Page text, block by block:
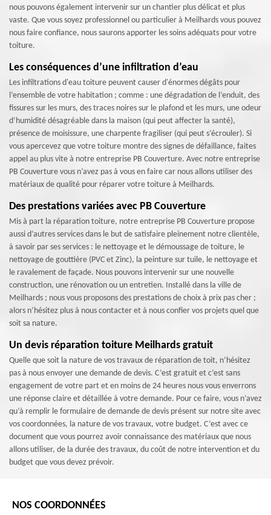
nous pouvons également intervenir sur un chantier plus délicat et plus
vaste. Que vous soyez professionnel ou particulier à Meilhards vous pouvez
nous faire confiance, nous saurons apporter les soins adéquats pour votre
toiture.
Les conséquences d’une infiltration d’eau
Les infiltrations d'eau toiture peuvent causer d'énormes dégâts pour
l’ensemble de votre habitation ; comme : une dégradation de l’enduit, des
fissures sur les murs, des traces noires sur le plafond et les murs, une odeur
d’humidité désagréable dans la maison (qui peut affecter la santé),
présence de moisissure, une charpente fragiliser (qui peut s’écrouler). Si
vous apercevez que votre toiture montre des signes de défaillance, faites
appel au plus vite à notre entreprise PB Couverture. Avec notre entreprise
PB Couverture vous n’avez pas à vous en faire car nous allons utiliser des
matériaux de qualité pour réparer votre toiture à Meilhards.
Des prestations variées avec PB Couverture
Mis à part la réparation toiture, notre entreprise PB Couverture propose
aussi d’autres services dans le but de satisfaire pleinement notre clientèle,
à savoir par ses services : le nettoyage et le démoussage de toiture, le
nettoyage de gouttière (PVC et Zinc), la peinture sur tuile, le nettoyage et
le ravalement de façade. Nous pouvons intervenir sur une nouvelle
construction, une rénovation ou un entretien. Installé dans la ville de
Meilhards ; nous vous proposons des prestations de choix à prix pas cher ;
alors n’hésitez plus à nous contacter et à nous confier vos projets quel que
soit sa nature.
Un devis réparation toiture Meilhards gratuit
Quelle que soit la nature de vos travaux de réparation de toit, n’hésitez
pas à nous envoyer une demande de devis. C’est gratuit et c’est sans
engagement de votre part et en moins de 24 heures nous vous enverrons
une réponse claire et détaillée à votre demande. Pour ce faire, vous n’avez
qu’à remplir le formulaire de demande de devis présent sur notre site avec
vos coordonnées, la nature de vos travaux, votre budget. C’est avec ce
document que vous pourrez avoir connaissance des matériaux que nous
allons utiliser, de la durée des travaux, du coût de notre intervention et du
budget que vous devez prévoir.
NOS COORDONNÉES